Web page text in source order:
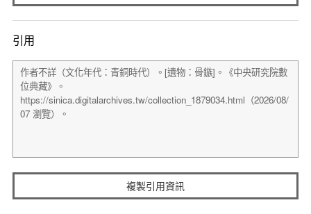
引用
複製引用資訊